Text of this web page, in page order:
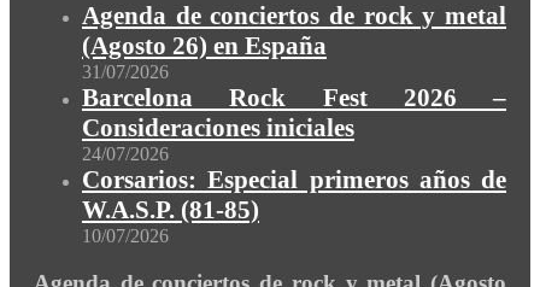
Agenda de conciertos de rock y metal
(Agosto 26) en España
31/07/2026
Barcelona Rock Fest 2026 –
Consideraciones iniciales
24/07/2026
Corsarios: Especial primeros años de
W.A.S.P. (81-85)
10/07/2026